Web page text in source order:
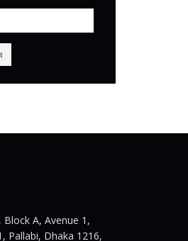
Block A, Avenue 1,
Pallabi, Dhaka 1216,